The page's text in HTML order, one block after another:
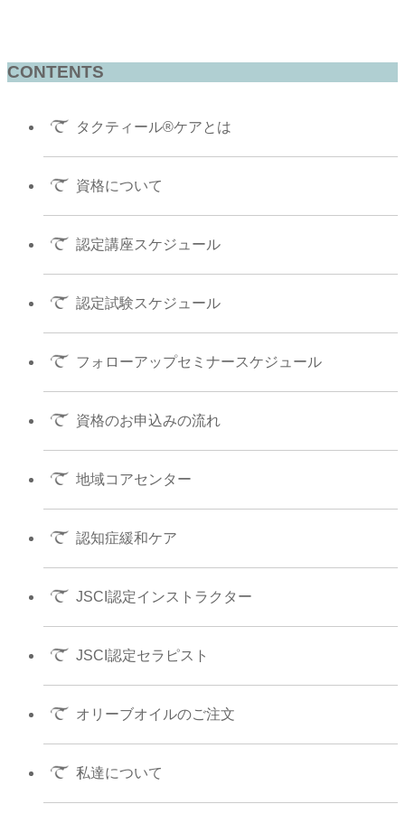
CONTENTS
タクティール®ケアとは
資格について
認定講座スケジュール
認定試験スケジュール
フォローアップセミナースケジュール
資格のお申込みの流れ
地域コアセンター
認知症緩和ケア
JSCI認定インストラクター
JSCI認定セラピスト
オリーブオイルのご注文
私達について